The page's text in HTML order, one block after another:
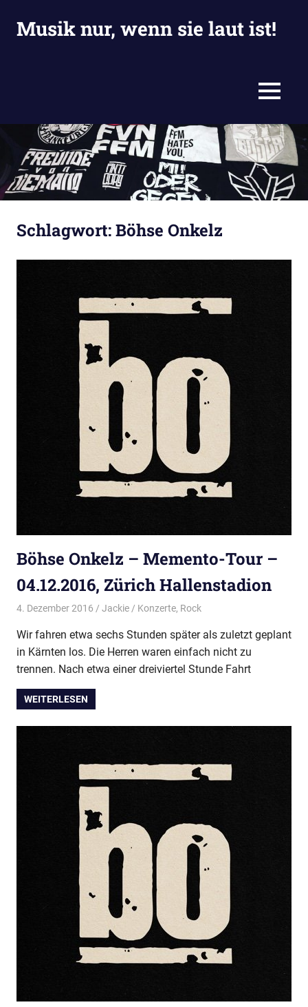
InhaltMusik nur, wenn sie laut ist!
MENU
Schlagwort:Böhse Onkelz
Böhse Onkelz – Memento-Tour –
04.12.2016, Zürich Hallenstadion
4. Dezember 2016 Jackie Konzerte, Rock
Wir fahren etwa sechs Stunden später als zuletzt geplant
in Kärnten los. Die Herren waren einfach nicht zu
trennen. Nach etwa einer dreiviertel Stunde Fahrt
WEITERLESEN